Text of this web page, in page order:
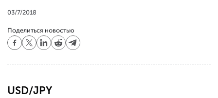
03/7/2018
Поделиться новостью
USD/JPY